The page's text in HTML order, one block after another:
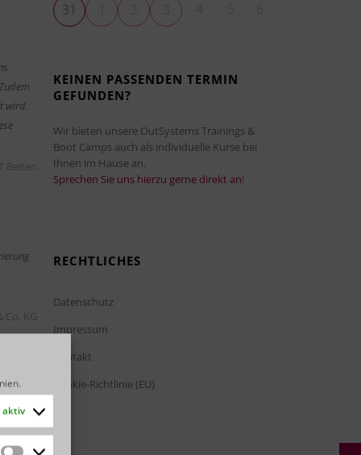
.
aktiv
wird.
Co. KG
31
KEINEN PASSENDEN TERMIN
GEFUNDEN?
Wir bieten unsere OutSystems Trainings &
Boot Camps auch als individuelle Kurse bei
Ihnen im Hause an.
Sprechen Sie uns hierzu gerne direkt an!
RECHTLICHES
Datenschutz
Impressum
Kontakt
Cookie-Richtlinie (EU)